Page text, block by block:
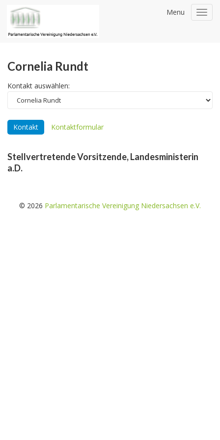
Menu
Cornelia Rundt
Kontakt auswählen:
Kontakt Kontaktformular
Stellvertretende Vorsitzende, Landesministerin
a.D.
© 2026 Parlamentarische Vereinigung Niedersachsen e.V.